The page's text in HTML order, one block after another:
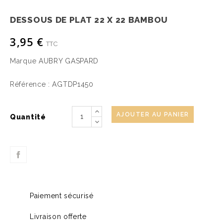
DESSOUS DE PLAT 22 X 22 BAMBOU
3,95 € TTC
Marque AUBRY GASPARD
Référence : AGTDP1450
Quantité AJOUTER AU PANIER
Paiement sécurisé
Livraison offerte